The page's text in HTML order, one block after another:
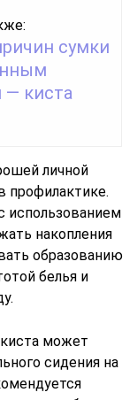
сумки
— киста
личной
профилактике.
использованием
накопления
образованию
белья и
может
сидения на